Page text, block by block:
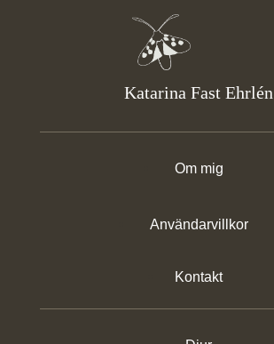
Katarina Fast Ehrlén
Om mig
Användarvillkor
Kontakt